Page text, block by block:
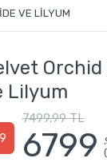
VE LILYUM
Orchid
Lilyum
7499,99 TL
6799